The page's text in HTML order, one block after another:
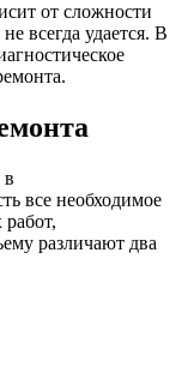
от сложности
всегда удается. В
в
все необходимое
различают два